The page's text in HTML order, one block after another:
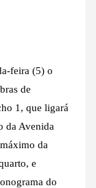
feira (5) o
de
1, que ligará
da Avenida
da
e
do